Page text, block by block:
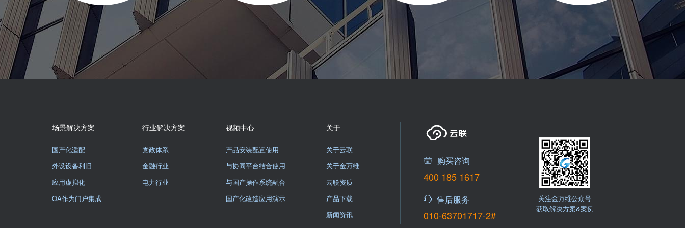
场景解决方案
国产化适配
外设设备利旧
应用虚拟化
OA作为门户集成
行业解决方案
党政体系
金融行业
电力行业
视频中心
产品安装配置使用
与协同平台结合使用
与国产操作系统融合
国产化改造应用演示
关于
关于云联
关于金万维
云联资质
产品下载
新闻资讯
购买咨询
400 185 1617
售后服务
010-63701717-2#
关注金万维公众号
获取解决方案&案例